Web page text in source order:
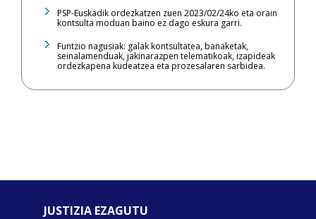
PSP-Euskadik ordezkatzen zuen 2023/02/24ko eta orain
kontsulta moduan baino ez dago eskura garri.
Funtzio nagusiak: galak kontsultatea, banaketak,
seinalamenduak, jakinarazpen telematikoak, izapideak
ordezkapena kudeatzea eta prozesalaren sarbidea.
JUSTIZIA EZAGUTU